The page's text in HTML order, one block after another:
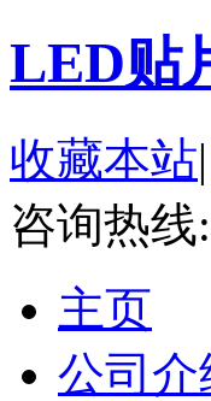
LED贴
收藏本站|
咨询热线:
主页
公司介